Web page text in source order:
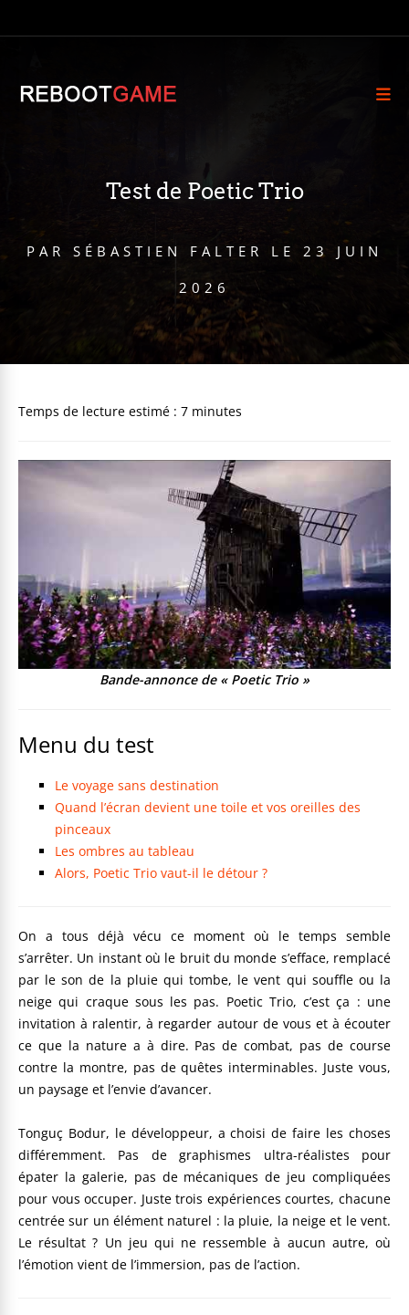
Test de Poetic Trio
PAR SÉBASTIEN FALTER LE 23 JUIN
2026
Bande-annonce de « Poetic Trio »
Menu du test
Le voyage sans destination
Quand l’écran devient une toile et vos oreilles des
pinceaux
Les ombres au tableau
Alors, Poetic Trio vaut-il le détour ?
On a tous déjà vécu ce moment où le temps semble
s’arrêter. Un instant où le bruit du monde s’efface, remplacé
par le son de la pluie qui tombe, le vent qui souffle ou la
neige qui craque sous les pas. Poetic Trio, c’est ça : une
invitation à ralentir, à regarder autour de vous et à écouter
ce que la nature a à dire. Pas de combat, pas de course
contre la montre, pas de quêtes interminables. Juste vous,
un paysage et l’envie d’avancer.
Tonguç Bodur, le développeur, a choisi de faire les choses
différemment. Pas de graphismes ultra-réalistes pour
épater la galerie, pas de mécaniques de jeu compliquées
pour vous occuper. Juste trois expériences courtes, chacune
centrée sur un élément naturel : la pluie, la neige et le vent.
Le résultat ? Un jeu qui ne ressemble à aucun autre, où
l’émotion vient de l’immersion, pas de l’action.